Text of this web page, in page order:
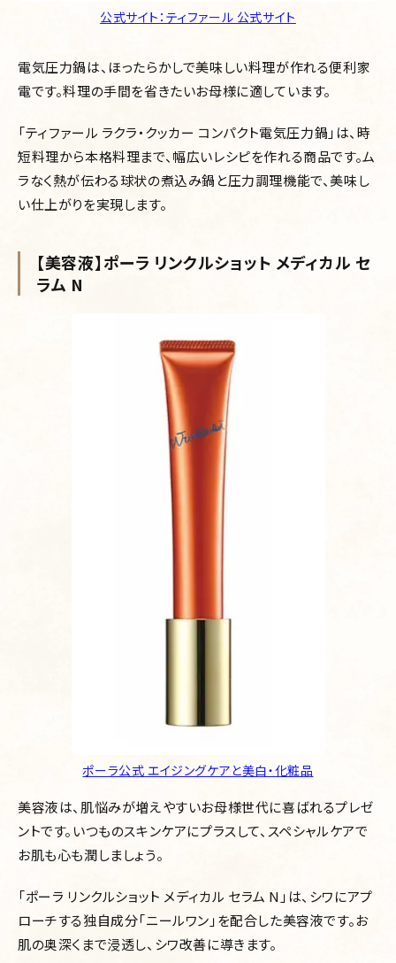
公式サイト：ティファール 公式サイト
電気圧力鍋は、ほったらかしで美味しい料理が作れる便利家
電です。料理の手間を省きたいお母様に適しています。
「ティファール ラクラ・クッカー コンパクト電気圧力鍋」は、時
短料理から本格料理まで、幅広いレシピを作れる商品です。ム
ラなく熱が伝わる球状の煮込み鍋と圧力調理機能で、美味し
い仕上がりを実現します。
【美容液】ポーラ リンクルショット メディカル セ
ラム N
ポーラ公式 エイジングケアと美白・化粧品
美容液は、肌悩みが増えやすいお母様世代に喜ばれるプレゼ
ントです。いつものスキンケアにプラスして、スペシャルケアで
お肌も心も潤しましょう。
「ポーラ リンクルショット メディカル セラム N」は、シワにアプ
ローチする独自成分「ニールワン」を配合した美容液です。お
肌の奥深くまで浸透し、シワ改善に導きます。